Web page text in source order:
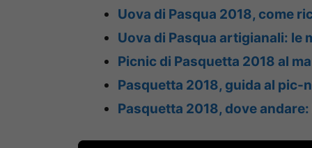
Uova di Pasqua 2018, come
Uova di Pasqua artigianali: le
Picnic di Pasquetta 2018 al
Pasquetta 2018, guida al
Pasquetta 2018, dove